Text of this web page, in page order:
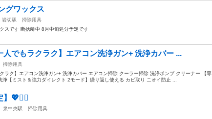
グワックス
岩切駅
掃除用具
スです 断捨離中 8月中旬処分予定です
人でもラクラク】エアコン洗浄ガン+ 洗浄カバー ...
掃除用具
ラク】エアコン洗浄ガン+ 洗浄カバー エアコン掃除 クーラー掃除 洗浄ポンプ クリーナー 【専
浄【ミスト＆強力ダイレクト 2モード】繰り返し使える カビ取り ニオイ防止 ...
💖🙇‍♀️
泉中央駅
掃除用具